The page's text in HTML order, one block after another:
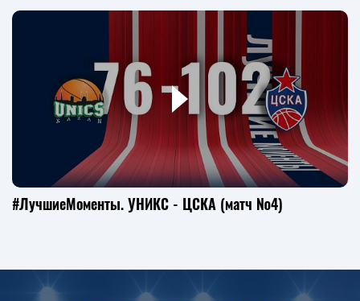
#ЛучшиеМоменты. УНИКС - ЦСКА (матч №4)